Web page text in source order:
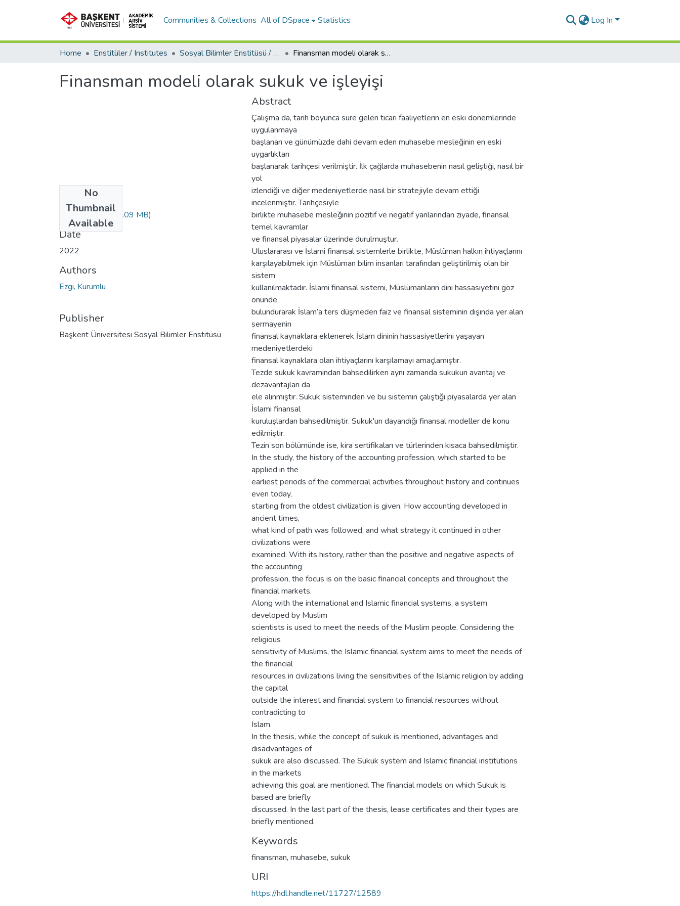
Communities & Collections All of DSpace Statistics Log In
Home Enstitüler / Institutes Sosyal Bilimler Enstitüsü / Social Sciences Institute Finansman modeli olarak sukuk ve işleyişi
Finansman modeli olarak sukuk ve işleyişi
No
Thumbnail
Available
10460905.pdf(1.09 MB)
Date
2022
Authors
Ezgi, Kurumlu
Publisher
Başkent Üniversitesi Sosyal Bilimler Enstitüsü
Abstract
Çalışma da, tarih boyunca süre gelen ticari faaliyetlerin en eski dönemlerinde
uygulanmaya
başlanan ve günümüzde dahi devam eden muhasebe mesleğinin en eski
uygarlıktan
başlanarak tarihçesi verilmiştir. İlk çağlarda muhasebenin nasıl geliştiği, nasıl bir
yol
izlendiği ve diğer medeniyetlerde nasıl bir stratejiyle devam ettiği
incelenmiştir. Tarihçesiyle
birlikte muhasebe mesleğinin pozitif ve negatif yanlarından ziyade, finansal
temel kavramlar
ve finansal piyasalar üzerinde durulmuştur.
Uluslararası ve İslami finansal sistemlerle birlikte, Müslüman halkın ihtiyaçlarını
karşılayabilmek için Müslüman bilim insanları tarafından geliştirilmiş olan bir
sistem
kullanılmaktadır. İslami finansal sistemi, Müslümanların dini hassasiyetini göz
önünde
bulundurarak İslam’a ters düşmeden faiz ve finansal sisteminin dışında yer alan
sermayenin
finansal kaynaklara eklenerek İslam dininin hassasiyetlerini yaşayan
medeniyetlerdeki
finansal kaynaklara olan ihtiyaçlarını karşılamayı amaçlamıştır.
Tezde sukuk kavramından bahsedilirken aynı zamanda sukukun avantaj ve
dezavantajları da
ele alınmıştır. Sukuk sisteminden ve bu sistemin çalıştığı piyasalarda yer alan
İslami finansal
kuruluşlardan bahsedilmiştir. Sukuk'un dayandığı finansal modeller de konu
edilmiştir.
Tezin son bölümünde ise, kira sertifikaları ve türlerinden kısaca bahsedilmiştir.
In the study, the history of the accounting profession, which started to be
applied in the
earliest periods of the commercial activities throughout history and continues
even today,
starting from the oldest civilization is given. How accounting developed in
ancient times,
what kind of path was followed, and what strategy it continued in other
civilizations were
examined. With its history, rather than the positive and negative aspects of
the accounting
profession, the focus is on the basic financial concepts and throughout the
financial markets.
Along with the international and Islamic financial systems, a system
developed by Muslim
scientists is used to meet the needs of the Muslim people. Considering the
religious
sensitivity of Muslims, the Islamic financial system aims to meet the needs of
the financial
resources in civilizations living the sensitivities of the Islamic religion by adding
the capital
outside the interest and financial system to financial resources without
contradicting to
Islam.
In the thesis, while the concept of sukuk is mentioned, advantages and
disadvantages of
sukuk are also discussed. The Sukuk system and Islamic financial institutions
in the markets
achieving this goal are mentioned. The financial models on which Sukuk is
based are briefly
discussed. In the last part of the thesis, lease certificates and their types are
briefly mentioned.
Keywords
finansman, muhasebe, sukuk
URI
https://hdl.handle.net/11727/12589